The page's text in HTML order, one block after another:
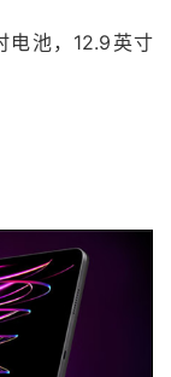
电池，12.9英寸